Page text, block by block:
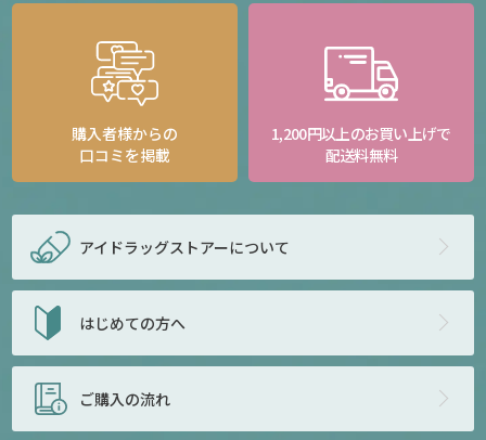
購入者様からの
口コミを掲載
1,200円以上のお買い上げで
配送料無料
アイドラッグストアーについて
はじめての方へ
ご購入の流れ